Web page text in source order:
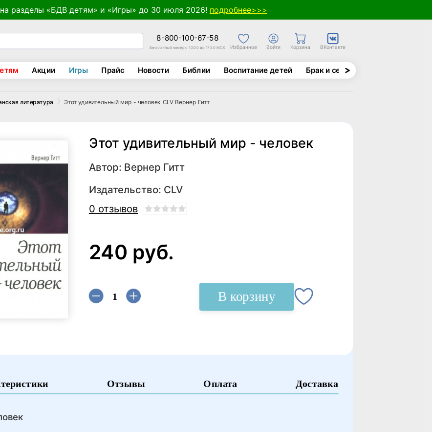
разделы «БДВ детям» и «Игры» до 30 июля 2026! подробнее>>>
8-800-100-67-58
Бесплатный номер с 10:00 до 17:30 МСК Избранное Войти Корзина ВКонтакте
Акции Игры Прайс Новости Библии Воспитание детей Брак и семья
литература Этот удивительный мир - человек CLV Вернер Гитт
Этот удивительный мир - человек
Автор: Вернер Гитт
Издательство: CLV
0 отзывов
240 руб.
В корзину
Отзывы Оплата Доставка